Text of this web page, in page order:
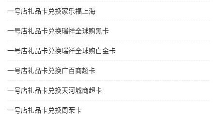
一号店礼品卡兑换家乐福上海
一号店礼品卡兑换瑞祥全球购黑卡
一号店礼品卡兑换瑞祥全球购白金卡
一号店礼品卡兑换广百商超卡
一号店礼品卡兑换天河城商超卡
一号店礼品卡兑换周茉卡